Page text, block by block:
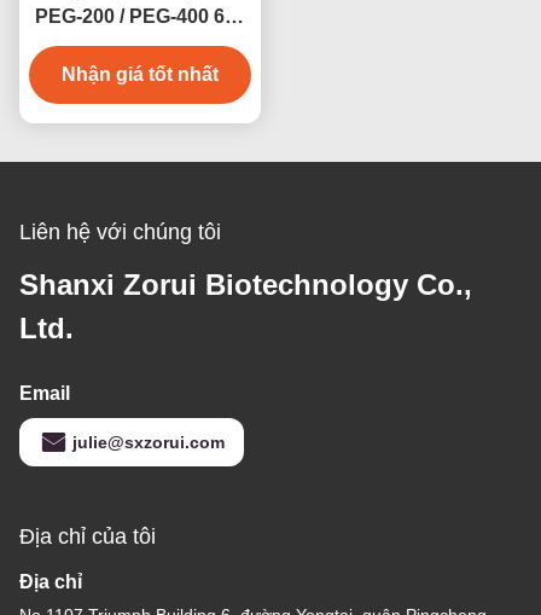
PEG-200 / PEG-400 600
4000 6000 8000 CAS
25322-68-3
Nhận giá tốt nhất
Liên hệ với chúng tôi
Shanxi Zorui Biotechnology Co.,
Ltd.
Email
julie@sxzorui.com
Địa chỉ của tôi
Địa chỉ